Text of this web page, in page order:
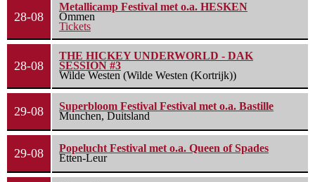
28-08
Metallicamp Festival met o.a. HESKEN
Ommen
Tickets
28-08
THE HICKEY UNDERWORLD - DAK
SESSION #3
Wilde Westen (Wilde Westen (Kortrijk))
29-08
Superbloom Festival Festival met o.a. Bastille
Munchen, Duitsland
29-08
Popelucht Festival met o.a. Queen of Spades
Etten-Leur